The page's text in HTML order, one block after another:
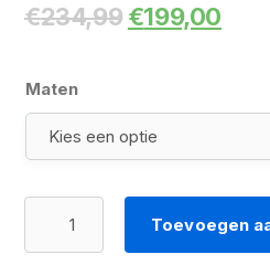
€234,99
prijs
€199,00
prijs
Maten
Toevoegen